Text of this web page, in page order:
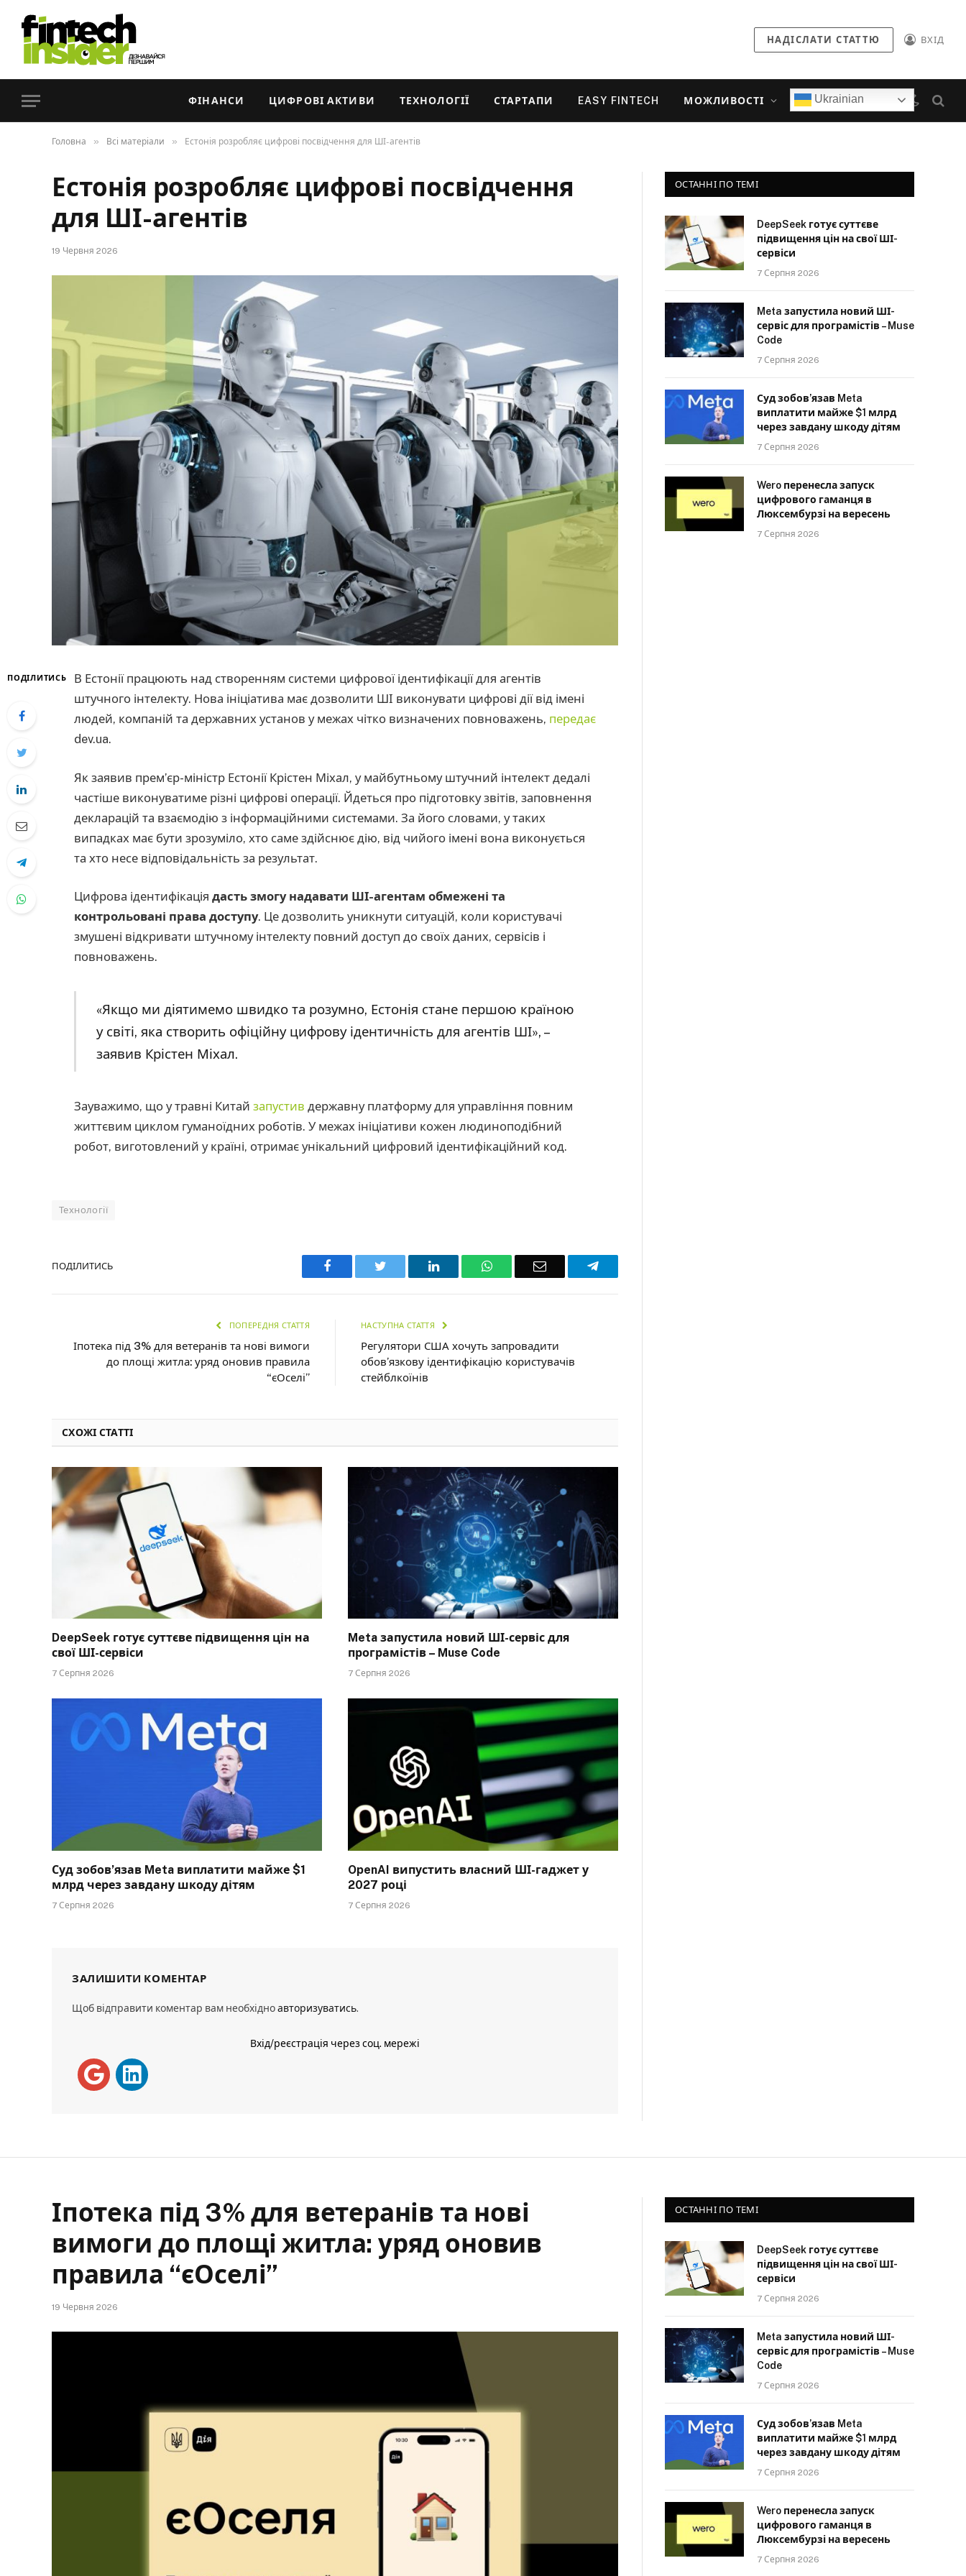
НАДІСЛАТИ СТАТТЮ ВХІД
ФІНАНСИ ЦИФРОВІ АКТИВИ ТЕХНОЛОГІЇ СТАРТАПИ EASY FINTECH МОЖЛИВОСТІ Ukrainian
Головна » Всі матеріали » Естонія розробляє цифрові посвідчення для ШІ-агентів
Естонія розробляє цифрові посвідчення
для ШІ-агентів
19 Червня 2026
ПОДІЛИТИСЬ
В Естонії працюють над створенням системи цифрової ідентифікації для агентів
штучного інтелекту. Нова ініціатива має дозволити ШІ виконувати цифрові дії від імені
людей, компаній та державних установ у межах чітко визначених повноважень, передає
dev.ua.
Як заявив прем’єр-міністр Естонії Крістен Міхал, у майбутньому штучний інтелект дедалі
частіше виконуватиме різні цифрові операції. Йдеться про підготовку звітів, заповнення
декларацій та взаємодію з інформаційними системами. За його словами, у таких
випадках має бути зрозуміло, хто саме здійснює дію, від чийого імені вона виконується
та хто несе відповідальність за результат.
Цифрова ідентифікація дасть змогу надавати ШІ-агентам обмежені та
контрольовані права доступу. Це дозволить уникнути ситуацій, коли користувачі
змушені відкривати штучному інтелекту повний доступ до своїх даних, сервісів і
повноважень.
«Якщо ми діятимемо швидко та розумно, Естонія стане першою країною
у світі, яка створить офіційну цифрову ідентичність для агентів ШІ», –
заявив Крістен Міхал.
Зауважимо, що у травні Китай запустив державну платформу для управління повним
життєвим циклом гуманоїдних роботів. У межах ініціативи кожен людиноподібний
робот, виготовлений у країні, отримає унікальний цифровий ідентифікаційний код.
Технології
ПОДІЛИТИСЬ Facebook Twitter LinkedIn WhatsAppEmail Telegram
ПОПЕРЕДНЯ СТАТТЯ
Іпотека під 3% для ветеранів та нові вимоги
до площі житла: уряд оновив правила
“єОселі”
НАСТУПНА СТАТТЯ
Регулятори США хочуть запровадити
обов’язкову ідентифікацію користувачів
стейблкоїнів
СХОЖІ СТАТТІ
DeepSeek готує суттєве підвищення цін на
свої ШІ-сервіси
7 Серпня 2026
Meta запустила новий ШІ-сервіс для
програмістів – Muse Code
7 Серпня 2026
Суд зобов’язав Meta виплатити майже $1
млрд через завдану шкоду дітям
7 Серпня 2026
OpenAI випустить власний ШІ-гаджет у
2027 році
7 Серпня 2026
ЗАЛИШИТИ КОМЕНТАР
Щоб відправити коментар вам необхідноавторизуватись.
Вхід/реєстрація через соц. мережі
ОСТАННІ ПО ТЕМІ
DeepSeek готує суттєве
підвищення цін на свої ШІ-
сервіси
7 Серпня 2026
Meta запустила новий ШІ-
сервіс для програмістів – Muse
Code
7 Серпня 2026
Суд зобов’язав Meta
виплатити майже $1 млрд
через завдану шкоду дітям
7 Серпня 2026
Wero перенесла запуск
цифрового гаманця в
Люксембурзі на вересень
7 Серпня 2026
Іпотека під 3% для ветеранів та нові
вимоги до площі житла: уряд оновив
правила “єОселі”
19 Червня 2026
ОСТАННІ ПО ТЕМІ
DeepSeek готує суттєве
підвищення цін на свої ШІ-
сервіси
7 Серпня 2026
Meta запустила новий ШІ-
сервіс для програмістів – Muse
Code
7 Серпня 2026
Суд зобов’язав Meta
виплатити майже $1 млрд
через завдану шкоду дітям
7 Серпня 2026
Wero перенесла запуск
цифрового гаманця в
Люксембурзі на вересень
7 Серпня 2026